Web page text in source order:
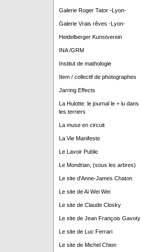
Galerie Roger Tator -Lyon-
Galerie Vrais rêves -Lyon-
Heidelberger Kunstverein
INA /GRM
Institut de mathologie
Item / collectif de photographes
Jarring Effects
La Hulotte: le journal le + lu dans
les terriers
La muse en circuit
La Vie Manifeste
Le Lavoir Public
Le Mondrian, (sous les arbres)
Le site d'Anne-James Chaton
Le site de Ai Wei Wei
Le site de Claude Closky
Le site de Jean François Gavoty
Le site de Luc Ferrari
Le site de Michel Chion